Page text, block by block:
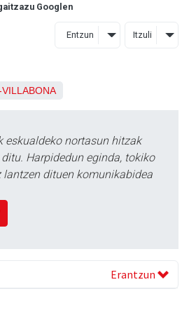
Googlen
Entzun Itzuli
eskualdeko nortasun hitzak
Harpidedun eginda, tokiko
lantzen dituen komunikabidea
Erantzun